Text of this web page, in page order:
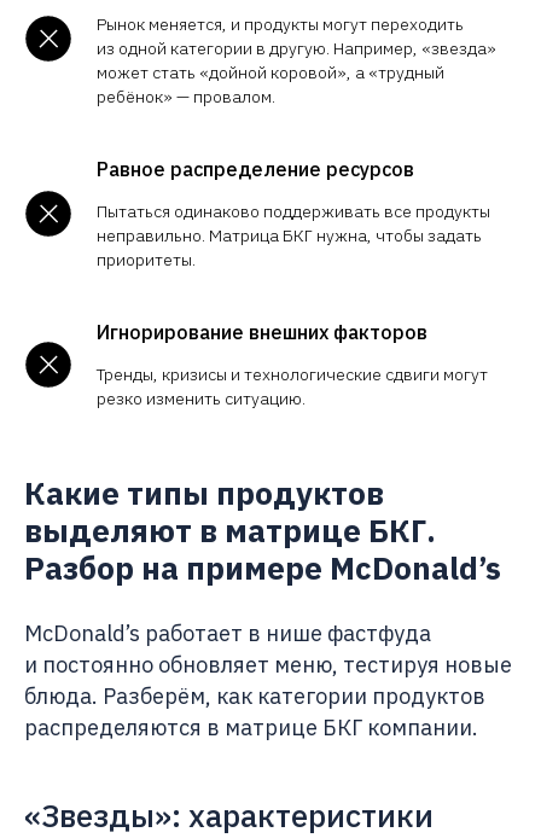
Рынок меняется, и продукты могут переходить
из одной категории в другую. Например, «звезда»
может стать «дойной коровой», а «трудный
ребёнок» — провалом.
Равное распределение ресурсов
Пытаться одинаково поддерживать все продукты
неправильно. Матрица БКГ нужна, чтобы задать
приоритеты.
Игнорирование внешних факторов
Тренды, кризисы и технологические сдвиги могут
резко изменить ситуацию.
Какие типы продуктов
выделяют в матрице БКГ.
Разбор на примере McDonald’s
McDonald’s работает в нише фастфуда
и постоянно обновляет меню, тестируя новые
блюда. Разберём, как категории продуктов
распределяются в матрице БКГ компании.
«Звезды»: характеристики